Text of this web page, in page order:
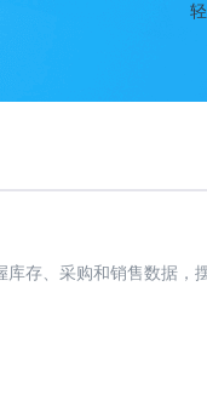
存、采购和销售数据，